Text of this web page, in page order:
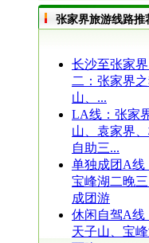
张家界旅游线路推
长沙至张家
二：张家界
山、...
LA线：张家
山、袁家界
自助三...
单独成团A线
宝峰湖二晚
成团游
休闲自驾A线
天子山、宝